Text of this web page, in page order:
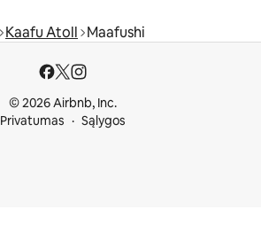
Kaafu Atoll Maafushi
© 2026 Airbnb, Inc.
Privatumas
Sąlygos